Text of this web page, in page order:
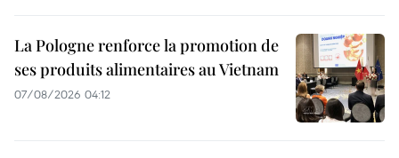
La Pologne renforce la promotion de
ses produits alimentaires au Vietnam
07/08/2026 04:12